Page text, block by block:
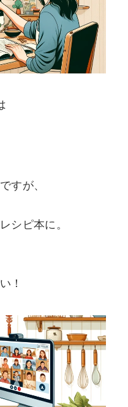
すが、
シピ本に。
！